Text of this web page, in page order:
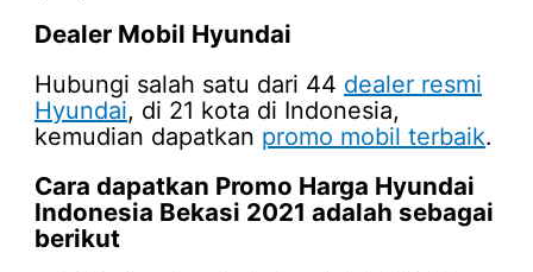
Dealer Mobil Hyundai
Hubungi salah satu dari 44 dealer resmi
Hyundai, di 21 kota di Indonesia,
kemudian dapatkan promo mobil terbaik.
Cara dapatkan Promo Harga Hyundai
Indonesia Bekasi 2021 adalah sebagai
berikut